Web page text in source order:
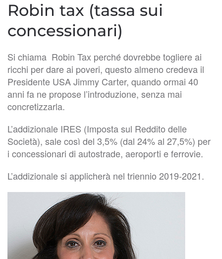
Robin tax (tassa sui
concessionari)
Si chiama Robin Tax perché dovrebbe togliere ai
ricchi per dare ai poveri, questo almeno credeva il
Presidente USA Jimmy Carter, quando ormai 40
anni fa ne propose l’introduzione, senza mai
concretizzarla.
L’addizionale IRES (Imposta sul Reddito delle
Società), sale così del 3,5% (dal 24% al 27,5%) per
i concessionari di autostrade, aeroporti e ferrovie.
L’addizionale si applicherà nel triennio 2019-2021.